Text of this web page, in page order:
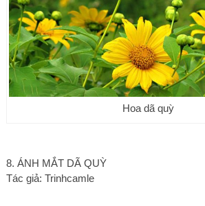
Hoa dã quỳ
8. ÁNH MẮT DÃ QUỲ
Tác giả: Trinhcamle